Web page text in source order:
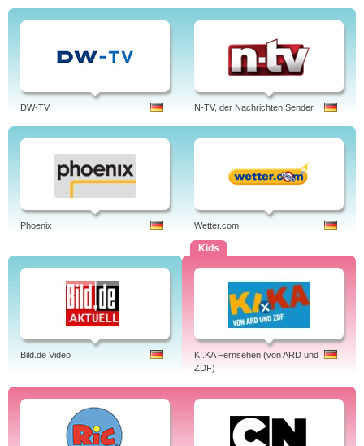
DW-TV N-TV, der Nachrichten Sender
Phoenix Wetter.com
Bild.de Video
Kids
KI.KA Fernsehen (von ARD und
ZDF)